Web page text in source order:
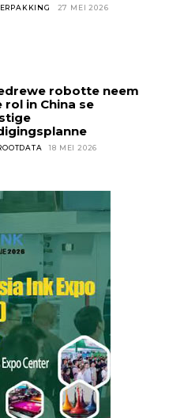
27 MEI 2026
robotte neem
rol in China se
18 MEI 2026